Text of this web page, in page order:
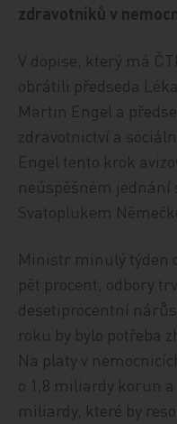
zdravotníků v
V dopise, který má
obrátili předseda
Martin Engel a
zdravotnictví a
Engel tento krok
neúspěšném
Svatoplukem
Ministr minulý týden
pět procent, odbory
desetiprocentní
roku by bylo potřeba
Na platy v
o 1,8 miliardy korun
miliardy, které by